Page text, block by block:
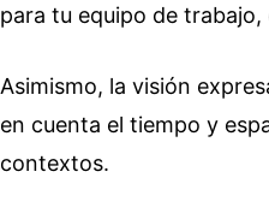
para tu equipo de
Asimismo, la visión
en cuenta el tiempo y
contextos.